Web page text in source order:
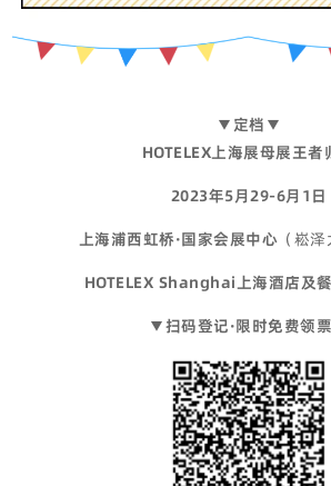
▼定档▼
HOTELEX上海展母展王者
2023年5月29-6月1日
上海浦西虹桥·国家会展中心 （崧
HOTELEX Shanghai上海酒店及
▼扫码登记·限时免费领